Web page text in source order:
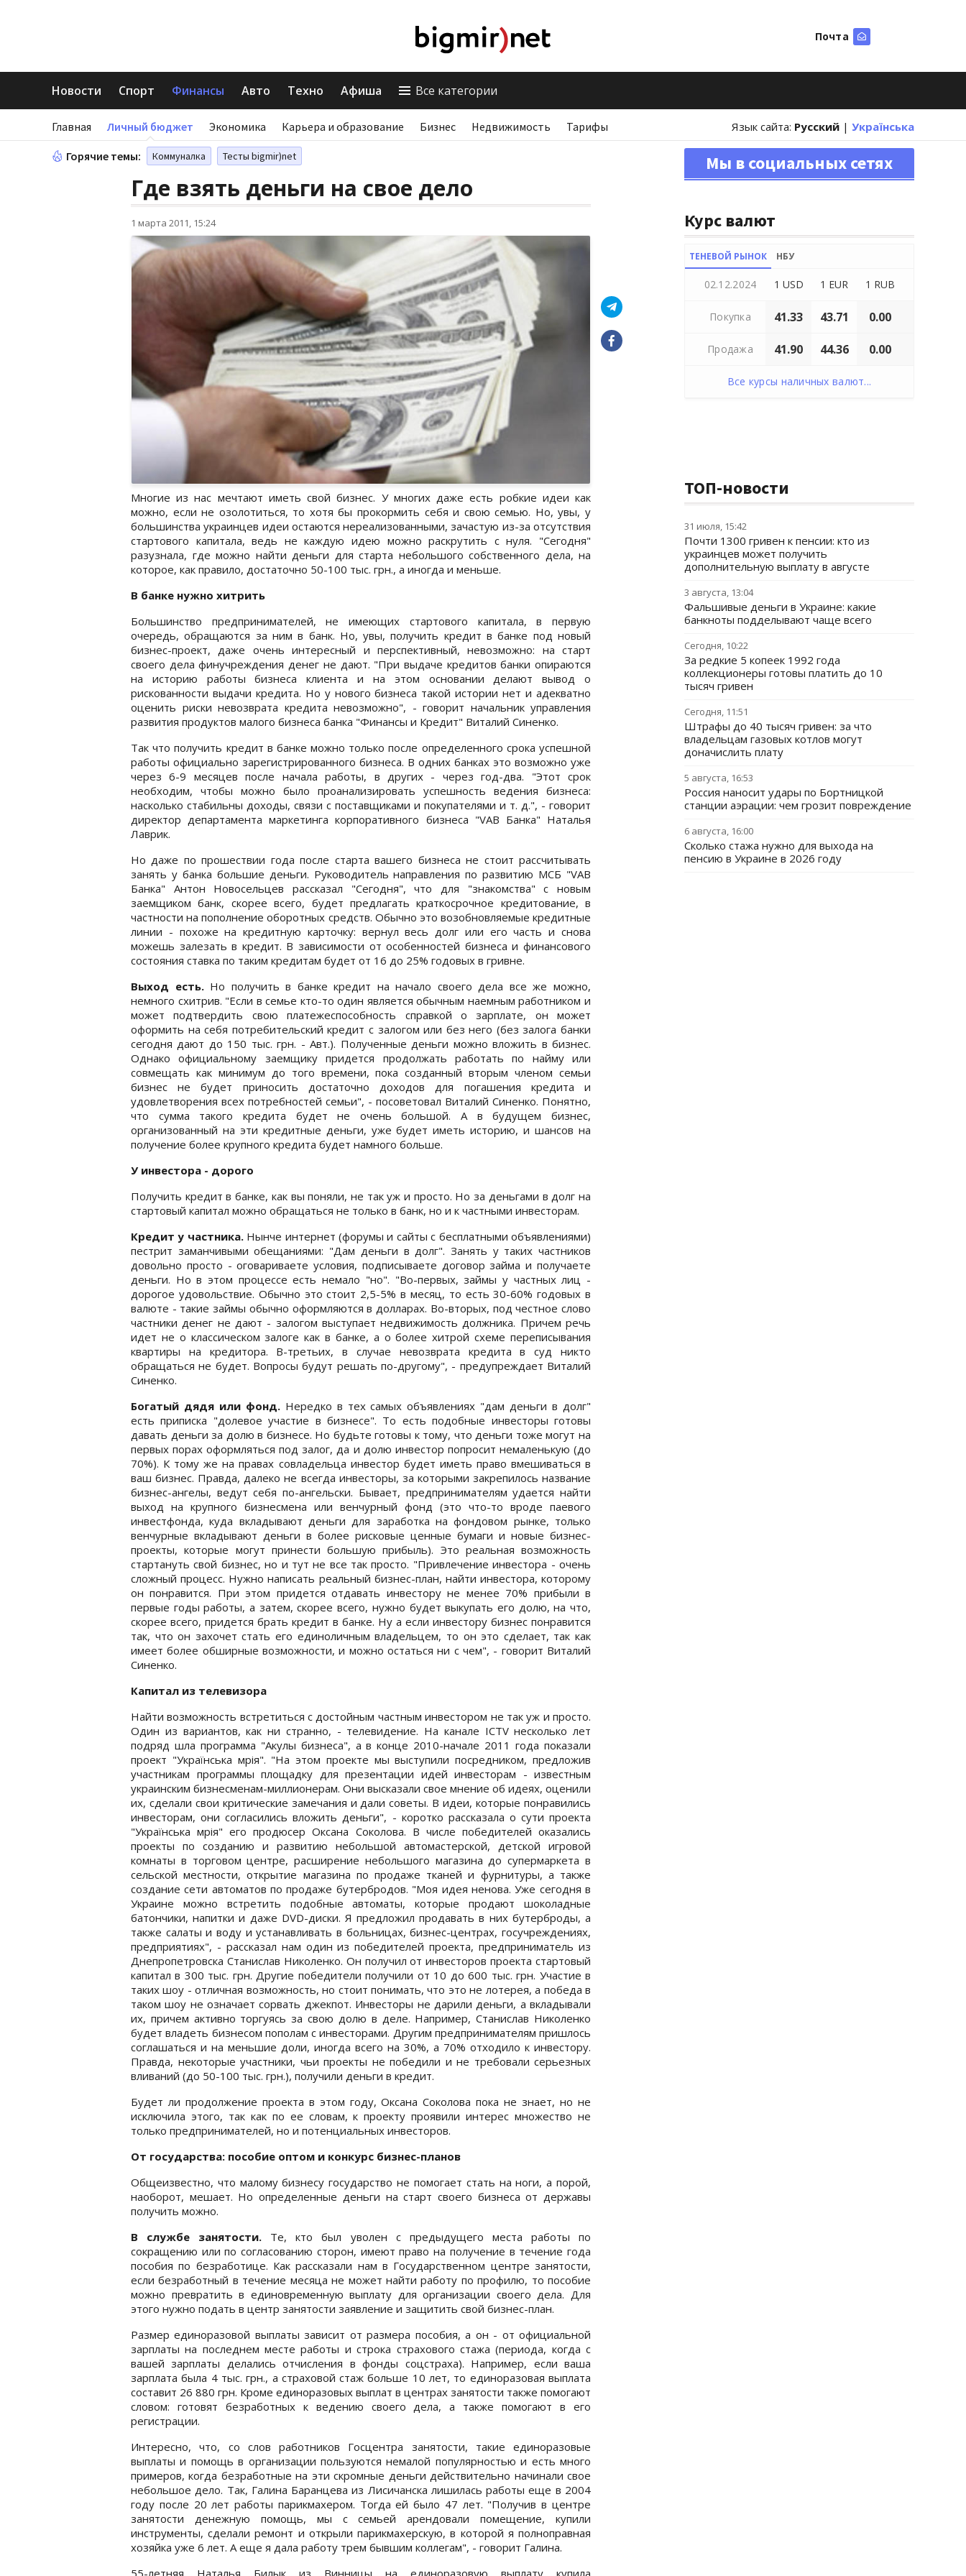
Почта
Новости Спорт Финансы Авто Техно Афиша Все категории
Главная Личный бюджет Экономика Карьера и образование Бизнес Недвижимость Тарифы Язык сайта: Русский | Українська
Горячие темы: Коммуналка Тесты bigmir)net
Где взять деньги на свое дело
1 марта 2011, 15:24
Многие из нас мечтают иметь свой бизнес. У многих даже есть робкие идеи как
можно, если не озолотиться, то хотя бы прокормить себя и свою семью. Но, увы, у
большинства украинцев идеи остаются нереализованными, зачастую из-за отсутствия
стартового капитала, ведь не каждую идею можно раскрутить с нуля. "Сегодня"
разузнала, где можно найти деньги для старта небольшого собственного дела, на
которое, как правило, достаточно 50-100 тыс. грн., а иногда и меньше.
В банке нужно хитрить
Большинство предпринимателей, не имеющих стартового капитала, в первую
очередь, обращаются за ним в банк. Но, увы, получить кредит в банке под новый
бизнес-проект, даже очень интересный и перспективный, невозможно: на старт
своего дела финучреждения денег не дают. "При выдаче кредитов банки опираются
на историю работы бизнеса клиента и на этом основании делают вывод о
рискованности выдачи кредита. Но у нового бизнеса такой истории нет и адекватно
оценить риски невозврата кредита невозможно", - говорит начальник управления
развития продуктов малого бизнеса банка "Финансы и Кредит" Виталий Синенко.
Так что получить кредит в банке можно только после определенного срока успешной
работы официально зарегистрированного бизнеса. В одних банках это возможно уже
через 6-9 месяцев после начала работы, в других - через год-два. "Этот срок
необходим, чтобы можно было проанализировать успешность ведения бизнеса:
насколько стабильны доходы, связи с поставщиками и покупателями и т. д.", - говорит
директор департамента маркетинга корпоративного бизнеса "VAВ Банка" Наталья
Лаврик.
Но даже по прошествии года после старта вашего бизнеса не стоит рассчитывать
занять у банка большие деньги. Руководитель направления по развитию МСБ "VAВ
Банка" Антон Новосельцев рассказал "Сегодня", что для "знакомства" с новым
заемщиком банк, скорее всего, будет предлагать краткосрочное кредитование, в
частности на пополнение оборотных средств. Обычно это возобновляемые кредитные
линии - похоже на кредитную карточку: вернул весь долг или его часть и снова
можешь залезать в кредит. В зависимости от особенностей бизнеса и финансового
состояния ставка по таким кредитам будет от 16 до 25% годовых в гривне.
Выход есть.Но получить в банке кредит на начало своего дела все же можно,
немного схитрив. "Если в семье кто-то один является обычным наемным работником и
может подтвердить свою платежеспособность справкой о зарплате, он может
оформить на себя потребительский кредит с залогом или без него (без залога банки
сегодня дают до 150 тыс. грн. - Авт.). Полученные деньги можно вложить в бизнес.
Однако официальному заемщику придется продолжать работать по найму или
совмещать как минимум до того времени, пока созданный вторым членом семьи
бизнес не будет приносить достаточно доходов для погашения кредита и
удовлетворения всех потребностей семьи", - посоветовал Виталий Синенко. Понятно,
что сумма такого кредита будет не очень большой. А в будущем бизнес,
организованный на эти кредитные деньги, уже будет иметь историю, и шансов на
получение более крупного кредита будет намного больше.
У инвестора - дорого
Получить кредит в банке, как вы поняли, не так уж и просто. Но за деньгами в долг на
стартовый капитал можно обращаться не только в банк, но и к частными инвесторам.
Кредит у частника.Нынче интернет (форумы и сайты с бесплатными объявлениями)
пестрит заманчивыми обещаниями: "Дам деньги в долг". Занять у таких частников
довольно просто - оговариваете условия, подписываете договор займа и получаете
деньги. Но в этом процессе есть немало "но". "Во-первых, займы у частных лиц -
дорогое удовольствие. Обычно это стоит 2,5-5% в месяц, то есть 30-60% годовых в
валюте - такие займы обычно оформляются в долларах. Во-вторых, под честное слово
частники денег не дают - залогом выступает недвижимость должника. Причем речь
идет не о классическом залоге как в банке, а о более хитрой схеме переписывания
квартиры на кредитора. В-третьих, в случае невозврата кредита в суд никто
обращаться не будет. Вопросы будут решать по-другому", - предупреждает Виталий
Синенко.
Богатый дядя или фонд.Нередко в тех самых объявлениях "дам деньги в долг"
есть приписка "долевое участие в бизнесе". То есть подобные инвесторы готовы
давать деньги за долю в бизнесе. Но будьте готовы к тому, что деньги тоже могут на
первых порах оформляться под залог, да и долю инвестор попросит немаленькую (до
70%). К тому же на правах совладельца инвестор будет иметь право вмешиваться в
ваш бизнес. Правда, далеко не всегда инвесторы, за которыми закрепилось название
бизнес-ангелы, ведут себя по-ангельски. Бывает, предпринимателям удается найти
выход на крупного бизнесмена или венчурный фонд (это что-то вроде паевого
инвестфонда, куда вкладывают деньги для заработка на фондовом рынке, только
венчурные вкладывают деньги в более рисковые ценные бумаги и новые бизнес-
проекты, которые могут принести большую прибыль). Это реальная возможность
стартануть свой бизнес, но и тут не все так просто. "Привлечение инвестора - очень
сложный процесс. Нужно написать реальный бизнес-план, найти инвестора, которому
он понравится. При этом придется отдавать инвестору не менее 70% прибыли в
первые годы работы, а затем, скорее всего, нужно будет выкупать его долю, на что,
скорее всего, придется брать кредит в банке. Ну а если инвестору бизнес понравится
так, что он захочет стать его единоличным владельцем, то он это сделает, так как
имеет более обширные возможности, и можно остаться ни с чем", - говорит Виталий
Синенко.
Капитал из телевизора
Найти возможность встретиться с достойным частным инвестором не так уж и просто.
Один из вариантов, как ни странно, - телевидение. На канале ICTV несколько лет
подряд шла программа "Акулы бизнеса", а в конце 2010-начале 2011 года показали
проект "Українська мрія". "На этом проекте мы выступили посредником, предложив
участникам программы площадку для презентации идей инвесторам - известным
украинским бизнесменам-миллионерам. Они высказали свое мнение об идеях, оценили
их, сделали свои критические замечания и дали советы. В идеи, которые понравились
инвесторам, они согласились вложить деньги", - коротко рассказала о сути проекта
"Українська мрія" его продюсер Оксана Соколова. В числе победителей оказались
проекты по созданию и развитию небольшой автомастерской, детской игровой
комнаты в торговом центре, расширение небольшого магазина до супермаркета в
сельской местности, открытие магазина по продаже тканей и фурнитуры, а также
создание сети автоматов по продаже бутербродов. "Моя идея ненова. Уже сегодня в
Украине можно встретить подобные автоматы, которые продают шоколадные
батончики, напитки и даже DVD-диски. Я предложил продавать в них бутерброды, а
также салаты и воду и устанавливать в больницах, бизнес-центрах, госучреждениях,
предприятиях", - рассказал нам один из победителей проекта, предприниматель из
Днепропетровска Станислав Николенко. Он получил от инвесторов проекта стартовый
капитал в 300 тыс. грн. Другие победители получили от 10 до 600 тыс. грн. Участие в
таких шоу - отличная возможность, но стоит понимать, что это не лотерея, а победа в
таком шоу не означает сорвать джекпот. Инвесторы не дарили деньги, а вкладывали
их, причем активно торгуясь за свою долю в деле. Например, Станислав Николенко
будет владеть бизнесом пополам с инвесторами. Другим предпринимателям пришлось
соглашаться и на меньшие доли, иногда всего на 30%, а 70% отходило к инвестору.
Правда, некоторые участники, чьи проекты не победили и не требовали серьезных
вливаний (до 50-100 тыс. грн.), получили деньги в кредит.
Будет ли продолжение проекта в этом году, Оксана Соколова пока не знает, но не
исключила этого, так как по ее словам, к проекту проявили интерес множество не
только предпринимателей, но и потенциальных инвесторов.
От государства: пособие оптом и конкурс бизнес-планов
Общеизвестно, что малому бизнесу государство не помогает стать на ноги, а порой,
наоборот, мешает. Но определенные деньги на старт своего бизнеса от державы
получить можно.
В службе занятости. Те, кто был уволен с предыдущего места работы по
сокращению или по согласованию сторон, имеют право на получение в течение года
пособия по безработице. Как рассказали нам в Государственном центре занятости,
если безработный в течение месяца не может найти работу по профилю, то пособие
можно превратить в единовременную выплату для организации своего дела. Для
этого нужно подать в центр занятости заявление и защитить свой бизнес-план.
Размер единоразовой выплаты зависит от размера пособия, а он - от официальной
зарплаты на последнем месте работы и строка страхового стажа (периода, когда с
вашей зарплаты делались отчисления в фонды соцстраха). Например, если ваша
зарплата была 4 тыс. грн., а страховой стаж больше 10 лет, то единоразовая выплата
составит 26 880 грн. Кроме единоразовых выплат в центрах занятости также помогают
словом: готовят безработных к ведению своего дела, а также помогают в его
регистрации.
Интересно, что, со слов работников Госцентра занятости, такие единоразовые
выплаты и помощь в организации пользуются немалой популярностью и есть много
примеров, когда безработные на эти скромные деньги действительно начинали свое
небольшое дело. Так, Галина Баранцева из Лисичанска лишилась работы еще в 2004
году после 20 лет работы парикмахером. Тогда ей было 47 лет. "Получив в центре
занятости денежную помощь, мы с семьей арендовали помещение, купили
инструменты, сделали ремонт и открыли парикмахерскую, в которой я полноправная
хозяйка уже 6 лет. А еще я дала работу трем бывшим коллегам", - говорит Галина.
55-летняя Наталья Билык из Винницы на единоразовую выплату купила
Мы в социальных сетях
Курс валют
ТЕНЕВОЙ РЫНОК НБУ
02.12.2024 1 USD 1 EUR 1 RUB
Покупка 41.33 43.71 0.00
Продажа 41.90 44.36 0.00
Все курсы наличных валют...
ТОП-новости
31 июля, 15:42
Почти 1300 гривен к пенсии: кто из
украинцев может получить
дополнительную выплату в августе
3 августа, 13:04
Фальшивые деньги в Украине: какие
банкноты подделывают чаще всего
Сегодня, 10:22
За редкие 5 копеек 1992 года
коллекционеры готовы платить до 10
тысяч гривен
Сегодня, 11:51
Штрафы до 40 тысяч гривен: за что
владельцам газовых котлов могут
доначислить плату
5 августа, 16:53
Россия наносит удары по Бортницкой
станции аэрации: чем грозит повреждение
6 августа, 16:00
Сколько стажа нужно для выхода на
пенсию в Украине в 2026 году